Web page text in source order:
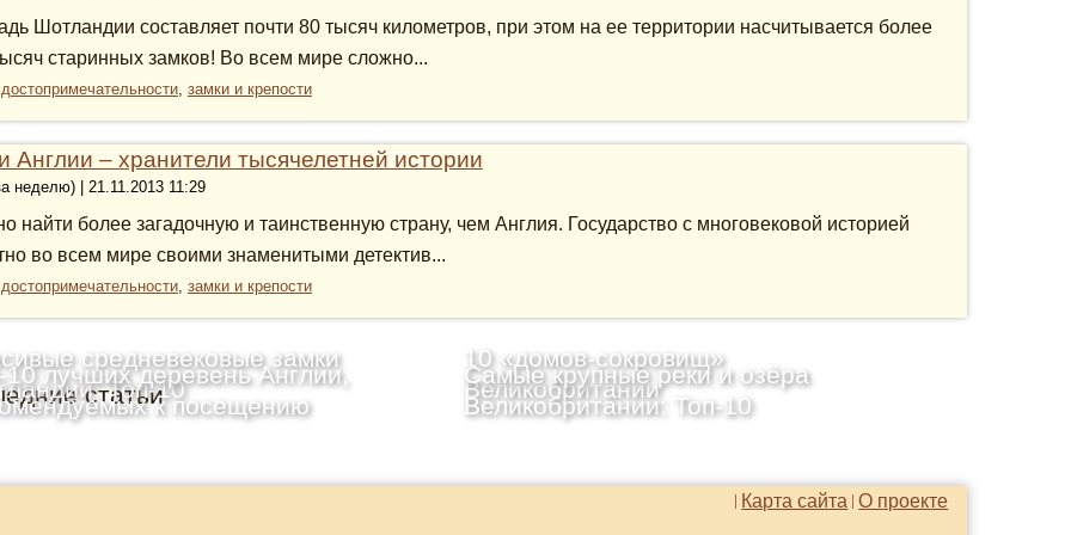
Шотландии составляет почти 80 тысяч километров, при этом на ее территории насчитывается более
старинных замков! Во всем мире сложно...
достопримечательности, замки и крепости
Англии – хранители тысячелетней истории
неделю) | 21.11.2013 11:29
найти более загадочную и таинственную страну, чем Англия. Государство с многовековой историей
во всем мире своими знаменитыми детектив...
достопримечательности, замки и крепости
статьи
средневековые замки
Топ-10
10 «домов-сокровищ»
Великобритании
10 лучших деревень Англии,
к посещению
Самые крупные реки и озёра
Великобритании: Топ-10
О проекте
Карта сайта